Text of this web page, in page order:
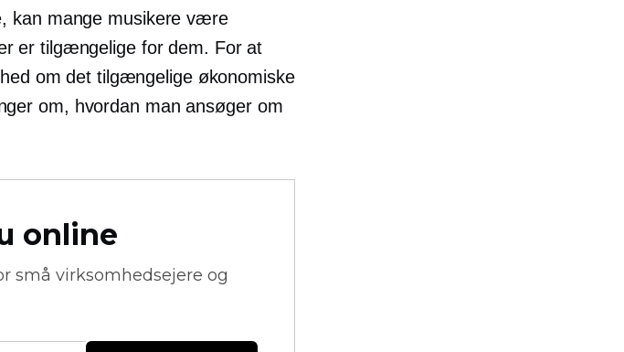
kan mange musikere være
er tilgængelige for dem. For at
om det tilgængelige økonomiske
om, hvordan man ansøger om
online
små virksomhedsejere og